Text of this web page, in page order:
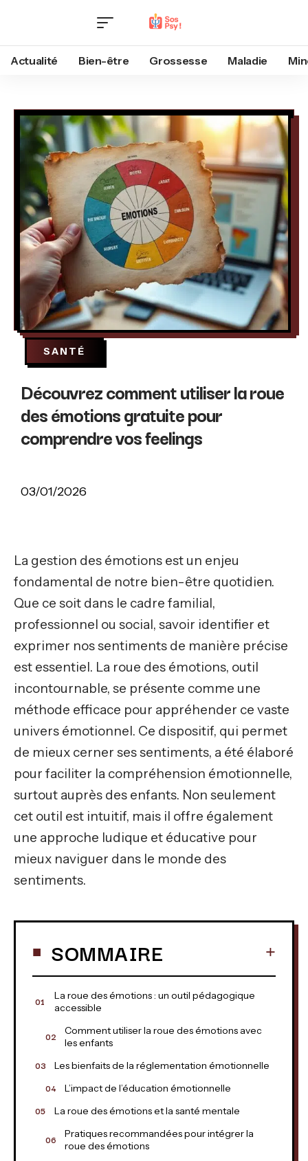
Actualité Bien-être Grossesse Maladie
SANTÉ
Découvrez comment utiliser la roue
des émotions gratuite pour
comprendre vos feelings
03/01/2026
La gestion des émotions est un enjeu
fondamental de notre bien-être quotidien.
Que ce soit dans le cadre familial,
professionnel ou social, savoir identifier et
exprimer nos sentiments de manière précise
est essentiel. La roue des émotions, outil
incontournable, se présente comme une
méthode efficace pour appréhender ce vaste
univers émotionnel. Ce dispositif, qui permet
de mieux cerner ses sentiments, a été élaboré
pour faciliter la compréhension émotionnelle,
surtout auprès des enfants. Non seulement
cet outil est intuitif, mais il offre également
une approche ludique et éducative pour
mieux naviguer dans le monde des
sentiments.
SOMMAIRE
La roue des émotions : un outil pédagogique
accessible
Comment utiliser la roue des émotions avec
les enfants
Les bienfaits de la réglementation émotionnelle
L’impact de l’éducation émotionnelle
La roue des émotions et la santé mentale
Pratiques recommandées pour intégrer la
roue des émotions